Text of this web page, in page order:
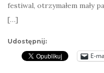
festiwal, otrzymałem mały
[…]
Udostępnij:
E-